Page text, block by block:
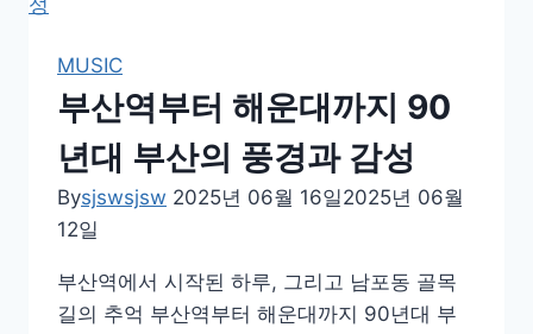
절
우
리
가
랑
한
MUSIC
부산역부터 해운대까지 90
년대 부산의 풍경과 감성
Bysjswsjsw 2025년 06월 16일2025년 06월
12일
부산역에서 시작된 하루, 그리고 남포동 골목
길의 추억 부산역부터 해운대까지 90년대 부